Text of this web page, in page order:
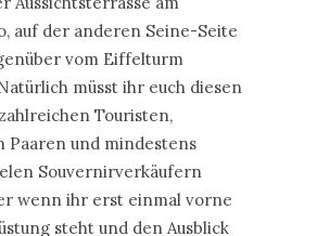
auf der anderen Seine-Seite
vom Eiffelturm
müsst ihr euch diesen
Touristen,
Paaren und mindestens
Souvernirverkäufern
wenn ihr erst einmal vorne
steht und den Ausblick